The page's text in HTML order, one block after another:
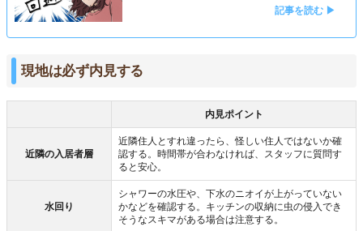
記事を読む ▶
現地は必ず内見する
内見ポイント
近隣の入居者層
近隣住人とすれ違ったら、怪しい住人ではないか確
認する。時間帯が合わなければ、スタッフに質問す
ると安心。
水回り
シャワーの水圧や、下水のニオイが上がっていない
かなどを確認する。キッチンの収納に虫の侵入でき
そうなスキマがある場合は注意する。